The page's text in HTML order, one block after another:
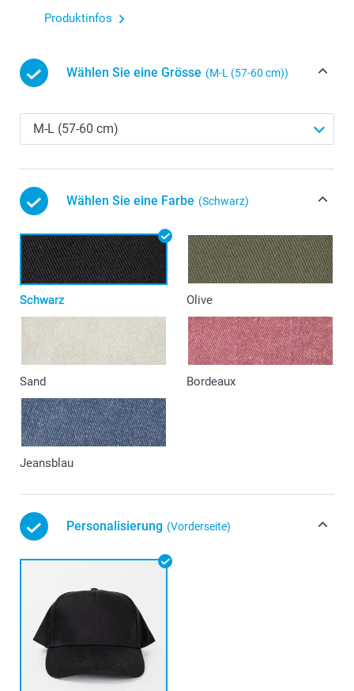
Produktinfos
Wählen Sie eine Grösse (M-L (57-60 cm))
Wählen Sie eine Farbe (Schwarz)
Schwarz Olive
Sand Bordeaux
Jeansblau
Personalisierung (Vorderseite)